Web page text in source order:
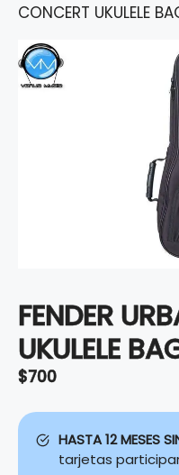
CONCERT UKULELE
FENDER
UKULELE
$700
HASTA 12 MESES
tarjetas